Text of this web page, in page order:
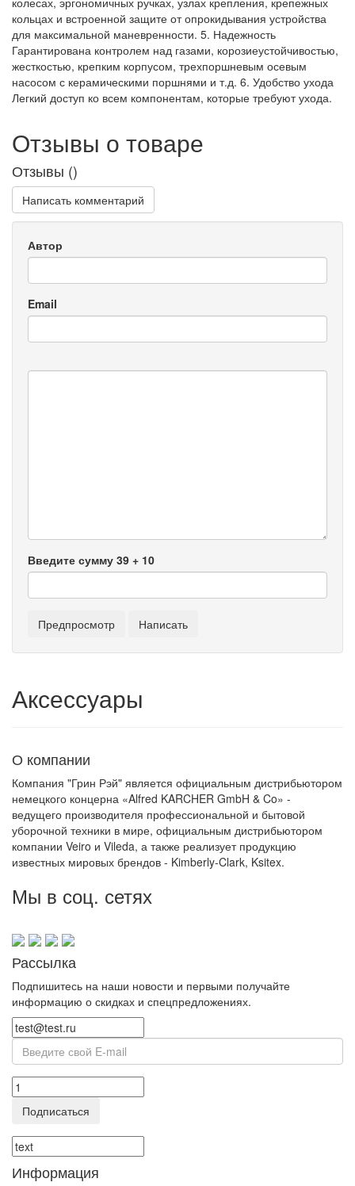
кольцах и встроенной защите от опрокидывания устройства
для максимальной маневренности. 5. Надежность
Гарантирована контролем над газами, корозиеустойчивостью,
жесткостью, крепким корпусом, трехпоршневым осевым
насосом с керамическими поршнями и т.д. 6. Удобство ухода
Легкий доступ ко всем компонентам, которые требуют ухода.
Отзывы о товаре
Отзывы ()
Написать комментарий
Автор
Email
Введите сумму 39 + 10
Аксессуары
О компании
Компания "Грин Рэй" является официальным дистрибьютором
немецкого концерна «Alfred KARCHER GmbH & Co» -
ведущего производителя профессиональной и бытовой
уборочной техники в мире, официальным дистрибьютором
компании Veiro и Vileda, а также реализует продукцию
известных мировых брендов - Kimberly-Clark, Ksitex.
Мы в соц. сетях
Рассылка
Подпишитесь на наши новости и первыми получайте
информацию о скидках и спецпредложениях.
Подписаться
Информация